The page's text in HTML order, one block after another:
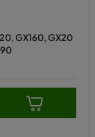
GX160, GX20